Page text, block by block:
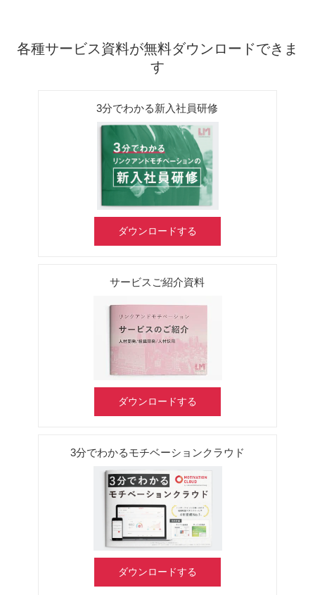
各種サービス資料が無料ダウンロードできま
す
3分でわかる新入社員研修
ダウンロードする
サービスご紹介資料
ダウンロードする
3分でわかるモチベーションクラウド
ダウンロードする